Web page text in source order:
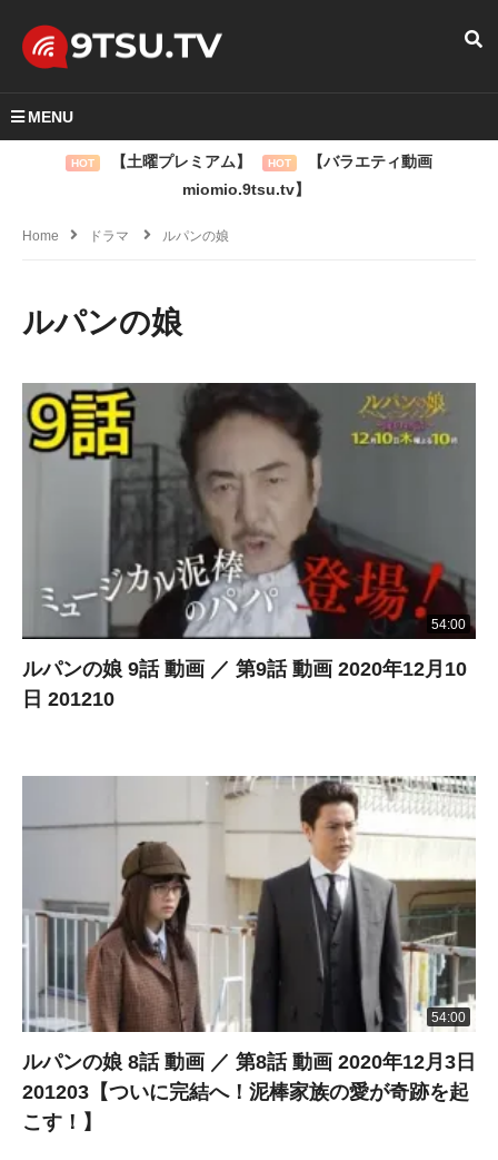
MENU
HOT 【土曜プレミアム】 HOT
【バラエティ動画
miomio.9tsu.tv】
Home ドラマ ルパンの娘
ルパンの娘
54:00
ルパンの娘 9話 動画 ／ 第9話 動画 2020年12月10
日 201210
54:00
ルパンの娘 8話 動画 ／ 第8話 動画 2020年12月3日
201203【ついに完結へ！泥棒家族の愛が奇跡を起
こす！】